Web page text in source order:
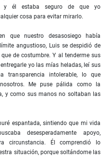
y él estaba seguro de que yo
cosa para evitar mirarlo.
que nuestro desasosiego había
angustioso, Luis se despidió de
de costumbre. Y al tenderme sus
yo las mías heladas, leí sus
transparencia intolerable, lo que
Me puse pálida como la
y como sus manos no soltaban las
espantada, sintiendo que mi vida
desesperadamente apoyo,
circunstancia. Él comprendió lo
situación, porque soltándome las